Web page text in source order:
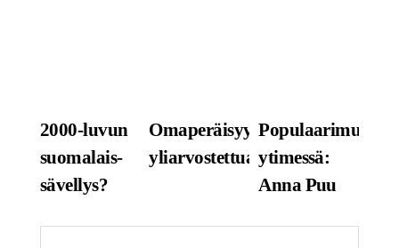
2000-luvun
suomalais-
sävellys?
Omaperäisyys,
yliarvostettua?ytimessä:
Anna Puu